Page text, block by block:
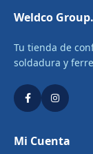
Weldco Group.
Tu tienda de
soldadura y
Mi Cuenta